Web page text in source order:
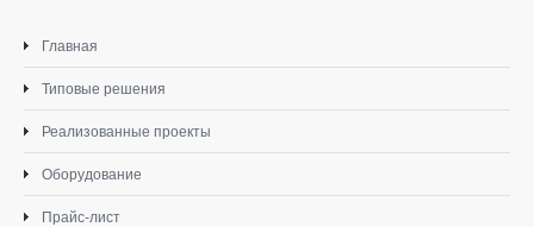
Главная
Типовые решения
Реализованные проекты
Оборудование
Прайс-лист